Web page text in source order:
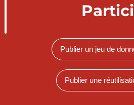
Publier un jeu de
Publier une